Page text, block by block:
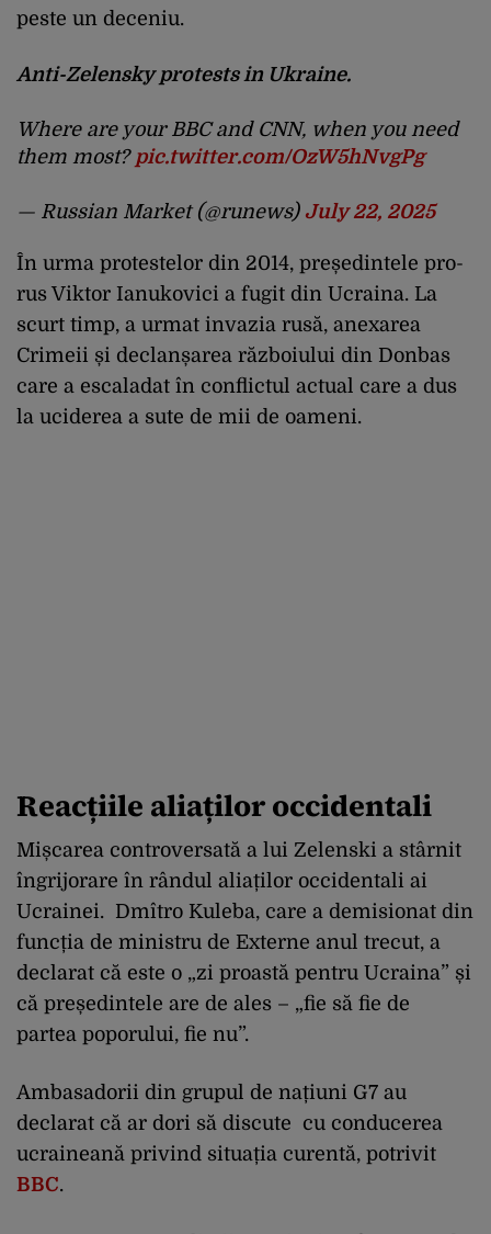
peste un deceniu.
Anti-Zelensky protests in Ukraine.
Where are your BBC and CNN, when you need
them most? pic.twitter.com/OzW5hNvgPg
— Russian Market (@runews) July 22, 2025
În urma protestelor din 2014, președintele pro-
rus Viktor Ianukovici a fugit din Ucraina. La
scurt timp, a urmat invazia rusă, anexarea
Crimeii și declanșarea războiului din Donbas
care a escaladat în conflictul actual care a dus
la uciderea a sute de mii de oameni.
Reacțiile aliaților occidentali
Mișcarea controversată a lui Zelenski a stârnit
îngrijorare în rândul aliaților occidentali ai
Ucrainei. Dmîtro Kuleba, care a demisionat din
funcția de ministru de Externe anul trecut, a
declarat că este o „zi proastă pentru Ucraina” și
că președintele are de ales – „fie să fie de
partea poporului, fie nu”.
Ambasadorii din grupul de națiuni G7 au
declarat că ar dori să discute cu conducerea
ucraineană privind situația curentă, potrivit
BBC.